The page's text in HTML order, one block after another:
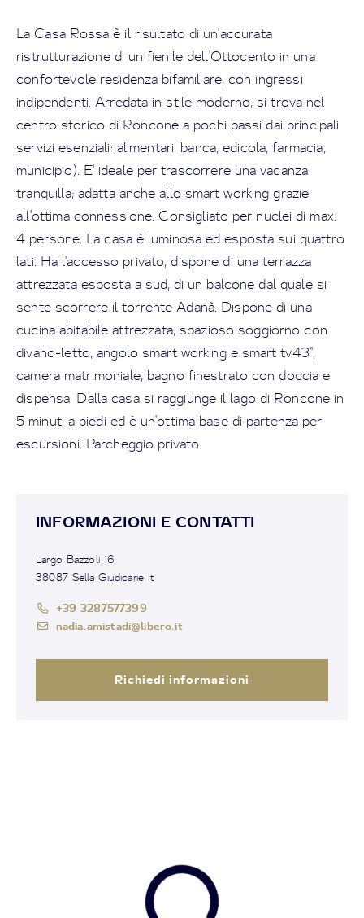
La Casa Rossa è il risultato di un'accurata
ristrutturazione di un fienile dell'Ottocento in una
confortevole residenza bifamiliare, con ingressi
indipendenti. Arredata in stile moderno, si trova nel
centro storico di Roncone a pochi passi dai principali
servizi esenziali: alimentari, banca, edicola, farmacia,
municipio). E' ideale per trascorrere una vacanza
tranquilla; adatta anche allo smart working grazie
all'ottima connessione. Consigliato per nuclei di max.
4 persone. La casa è luminosa ed esposta sui quattro
lati. Ha l'accesso privato, dispone di una terrazza
attrezzata esposta a sud, di un balcone dal quale si
sente scorrere il torrente Adanà. Dispone di una
cucina abitabile attrezzata, spazioso soggiorno con
divano-letto, angolo smart working e smart tv43'',
camera matrimoniale, bagno finestrato con doccia e
dispensa. Dalla casa si raggiunge il lago di Roncone in
5 minuti a piedi ed è un'ottima base di partenza per
escursioni. Parcheggio privato.
INFORMAZIONI E CONTATTI
Largo Bazzoli 16
38087 Sella Giudicarie It
+39 3287577399
nadia.amistadi@libero.it
Richiedi informazioni